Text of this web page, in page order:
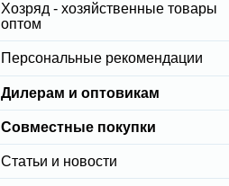
Хозряд - хозяйственные товары
оптом
Персональные рекомендации
Дилерам и оптовикам
Совместные покупки
Статьи и новости